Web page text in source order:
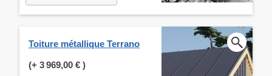
Toiture métallique Terrano
(+ 3 969,00 € )